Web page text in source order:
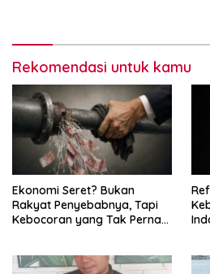
Rekomendasi untuk kamu
Ekonomi Seret? Bukan
Rakyat Penyebabnya, Tapi
Kebocoran yang Tak Pernah